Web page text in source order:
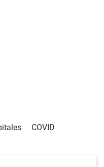
COVID